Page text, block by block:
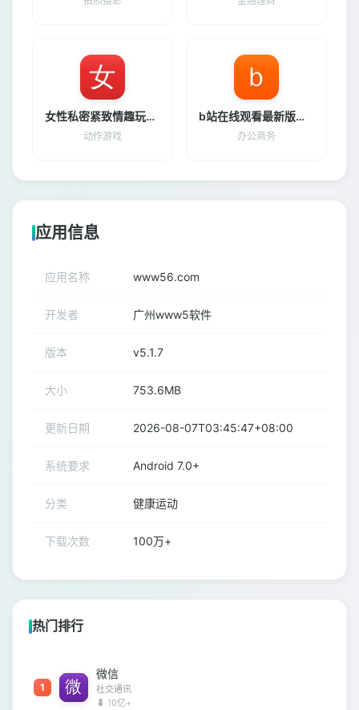
女性私密紧致情趣玩具最新版下载
动作游戏
b站在线观看最新版下载
办公商务
应用信息
应用名称 www56.com
开发者 广州www5软件
版本 v5.1.7
大小 753.6MB
更新日期 2026-08-07T03:45:47+08:00
系统要求 Android 7.0+
分类 健康运动
下载次数 100万+
热门排行
1
微信
社交通讯
⬇ 10亿+